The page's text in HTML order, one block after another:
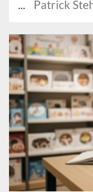
Patrick